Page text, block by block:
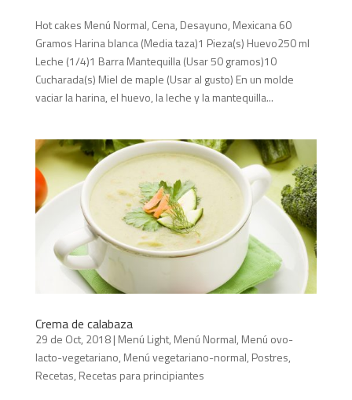
Hot cakes Menú Normal, Cena, Desayuno, Mexicana 60
Gramos Harina blanca (Media taza)1 Pieza(s) Huevo250 ml
Leche (1/4)1 Barra Mantequilla (Usar 50 gramos)10
Cucharada(s) Miel de maple (Usar al gusto) En un molde
vaciar la harina, el huevo, la leche y la mantequilla...
Crema de calabaza
29 de Oct, 2018| Menú Light, Menú Normal, Menú ovo-
lacto-vegetariano, Menú vegetariano-normal, Postres,
Recetas, Recetas para principiantes